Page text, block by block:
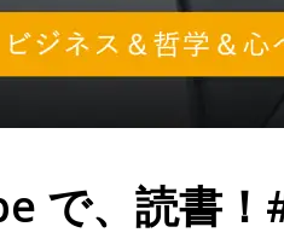
で、読書！